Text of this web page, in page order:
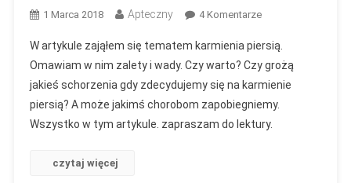
1 Marca 2018 Apteczny 4 KomentarzeDo
Karmienie
Piersią
–
Czy
Warto?
W artykule zająłem się tematem karmienia piersią.
Omawiam w nim zalety i wady. Czy warto? Czy grożą
jakieś schorzenia gdy zdecydujemy się na karmienie
piersią? A może jakimś chorobom zapobiegniemy.
Wszystko w tym artykule. zapraszam do lektury.
czytaj więcej